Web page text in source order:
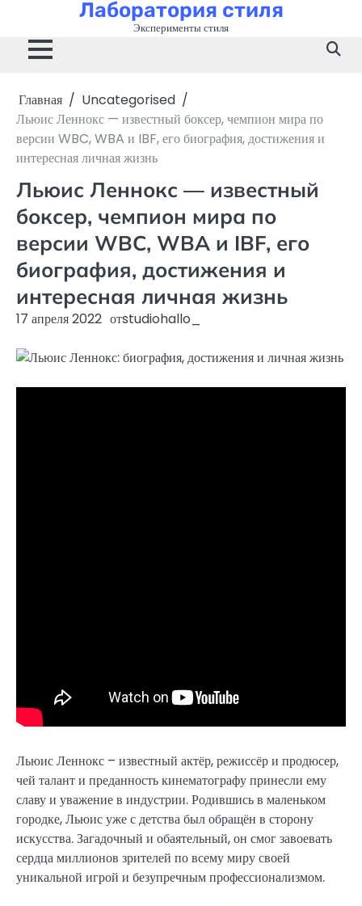
содержимому
Лаборатория стиля
Эксперименты стиля
Главная
Uncategorised
Льюис Леннокс — известный боксер, чемпион мира по
версии WBC, WBA и IBF, его биография, достижения и
интересная личная жизнь
Льюис Леннокс — известный
боксер, чемпион мира по
версии WBC, WBA и IBF, его
биография, достижения и
интересная личная жизнь
17 апреля 2022 отstudiohallo_
Льюис Леннокс – известный актёр, режиссёр и продюсер,
чей талант и преданность кинематографу принесли ему
славу и уважение в индустрии. Родившись в маленьком
городке, Льюис уже с детства был обращён в сторону
искусства. Загадочный и обаятельный, он смог завоевать
сердца миллионов зрителей по всему миру своей
уникальной игрой и безупречным профессионализмом.